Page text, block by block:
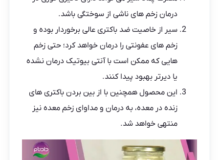
درمان زخم های ناشی از سوختگی باشد.
سیر از خاصیت ضد باکتری عالی برخوردار بوده و
زخم های عفونتی را درمان خواهد کرد؛ حتی زخم
هایی که ممکن است با آنتی بیوتیک درمان نشده
یا دیرتر بهبود پیدا کنند.
این محصول همچنین با از بین بردن باکتری های
زنده در معده، به درمان و مداوای زخم معده نیز
منتهی خواهد شد.